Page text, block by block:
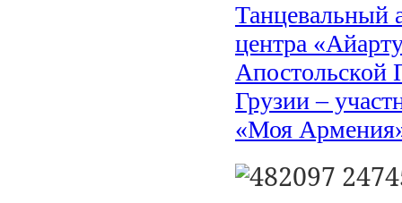
Танцевальный
центра
Апостольской
Грузии –
«Моя